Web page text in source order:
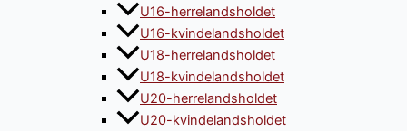
U16-herrelandsholdet
U16-kvindelandsholdet
U18-herrelandsholdet
U18-kvindelandsholdet
U20-herrelandsholdet
U20-kvindelandsholdet